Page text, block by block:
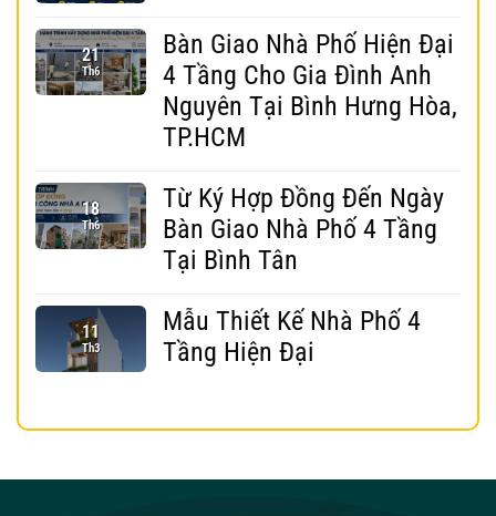
21
Th6
Bàn Giao Nhà Phố Hiện Đại
4 Tầng Cho Gia Đình Anh
Nguyên Tại Bình Hưng Hòa,
TP.HCM
18
Th6
Từ Ký Hợp Đồng Đến Ngày
Bàn Giao Nhà Phố 4 Tầng
Tại Bình Tân
11
Th3
Mẫu Thiết Kế Nhà Phố 4
Tầng Hiện Đại